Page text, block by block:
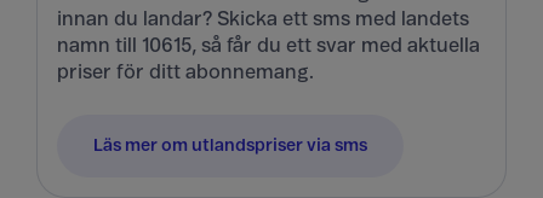
innan du landar? Skicka ett sms med landets
namn till 10615, så får du ett svar med aktuella
priser för ditt abonnemang.
Läs mer om utlandspriser via sms